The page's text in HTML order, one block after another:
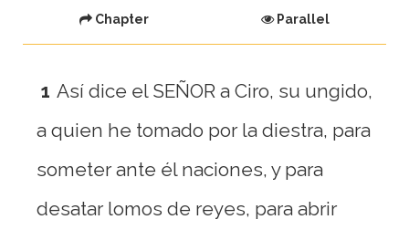
Chapter Parallel
1 Así dice el SEÑOR a Ciro, su ungido,
a quien he tomado por la diestra, para
someter ante él naciones, y para
desatar lomos de reyes, para abrir